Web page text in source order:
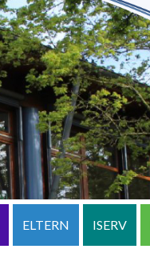
ELTERN ISERV